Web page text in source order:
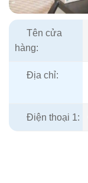
Tên cửa
hàng:
Địa chỉ:
Điện thoại 1: